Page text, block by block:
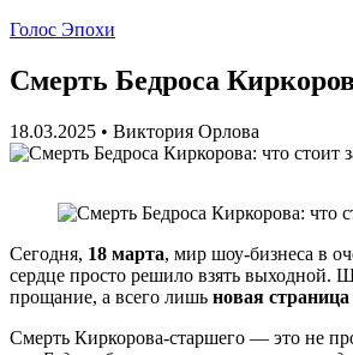
Голос Эпохи
Смерть Бедроса
18.03.2025 • Виктория Орлова
Сегодня, 18 марта, мир шоу-бизнеса в
сердце просто решило взять выходной.
прощание, а всего лишь новая страница
Смерть Киркорова-старшего — это не